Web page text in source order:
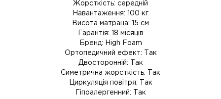
Жорсткість: середній
Навантаження: 100 кг
Висота матраца: 15 см
Гарантія: 18 місяців
Бренд: High Foam
Ортопедичний ефект: Так
Двосторонній: Так
Симетрична жорсткість: Так
Циркуляція повітря: Так
Гіпоалергенний: Так